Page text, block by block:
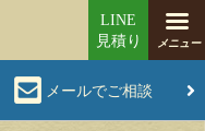
メールでご相談